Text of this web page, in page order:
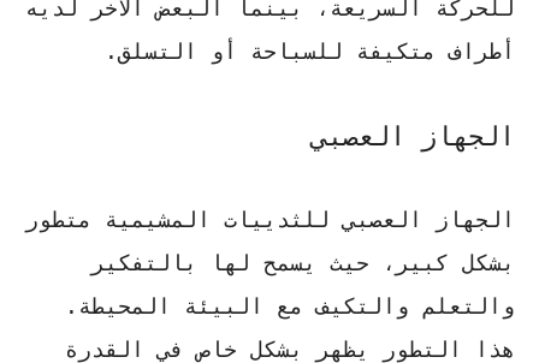
للحركة السريعة، بينما البعض الآخر لديه
أطراف متكيفة للسباحة أو التسلق.
الجهاز العصبي
الجهاز العصبي للثدييات المشيمية متطور
بشكل كبير، حيث يسمح لها بالتفكير
والتعلم والتكيف مع البيئة المحيطة.
هذا التطور يظهر بشكل خاص في القدرة